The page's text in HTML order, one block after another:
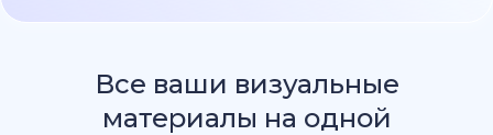
Все ваши визуальные
материалы на одной